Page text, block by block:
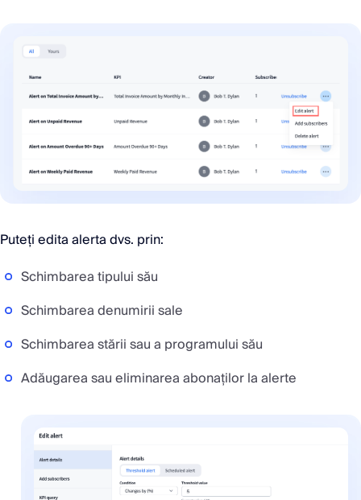
Puteți edita alerta dvs. prin:
Schimbarea tipului său
Schimbarea denumirii sale
Schimbarea stării sau a programului său
Adăugarea sau eliminarea abonaților la alerte